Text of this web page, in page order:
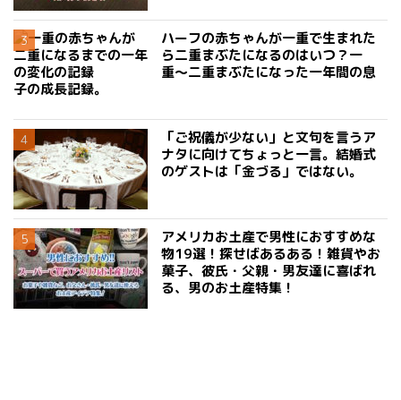
ハーフの赤ちゃんが一重で生まれた
ら二重まぶたになるのはいつ？一
重〜二重まぶたになった一年間の息
子の成長記録。
「ご祝儀が少ない」と文句を言うア
ナタに向けてちょっと一言。結婚式
のゲストは「金づる」ではない。
アメリカお土産で男性におすすめな
物19選！探せばあるある！雑貨やお
菓子、彼氏・父親・男友達に喜ばれ
る、男のお土産特集！